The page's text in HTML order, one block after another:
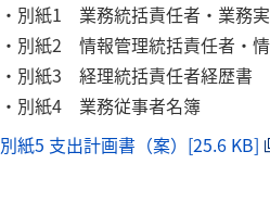
・別紙1 業務統括責任者・業務
・別紙2 情報管理統括責任者・
・別紙3 経理統括責任者経歴書
・別紙4 業務従事者名簿
別紙5 支出計画書（案）[25.6 KB]